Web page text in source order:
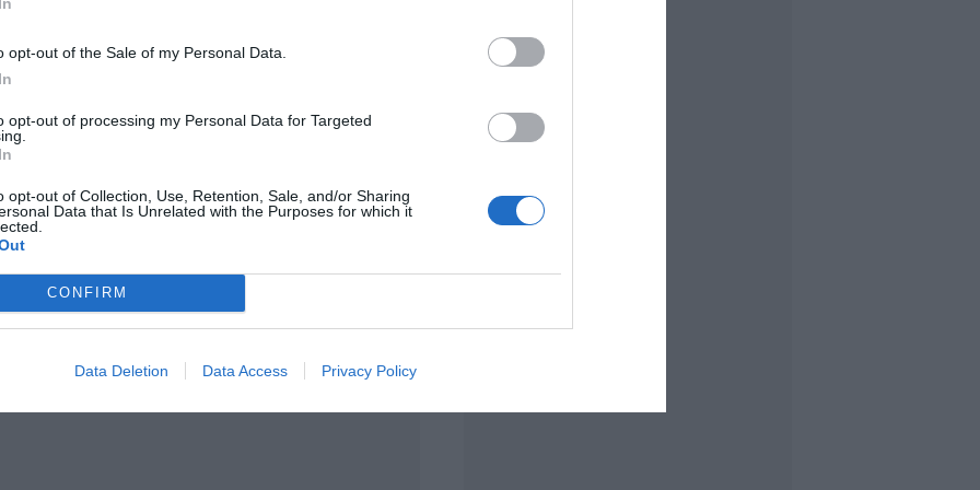
opt-out of the Sale of my Personal Data.
opt-out of processing my Personal Data for Targeted
opt-out of Collection, Use, Retention, Sale, and/or Sharing
Data that Is Unrelated with the Purposes for which it
CONFIRM
Data Deletion Data Access Privacy Policy
del caso.